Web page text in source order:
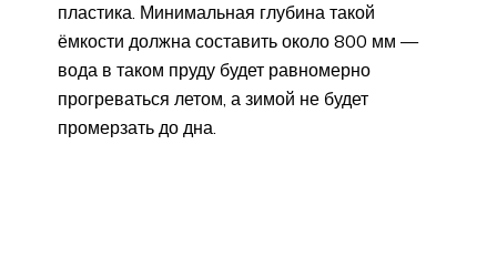
пластика. Минимальная глубина такой
ёмкости должна составить около 800 мм —
вода в таком пруду будет равномерно
прогреваться летом, а зимой не будет
промерзать до дна.